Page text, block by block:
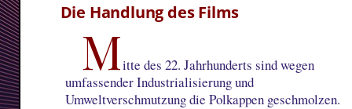
Die Handlung des Films
Mitte des 22. Jahrhunderts sind wegen
umfassender Industrialisierung und
Umweltverschmutzung die Polkappen geschmolzen.